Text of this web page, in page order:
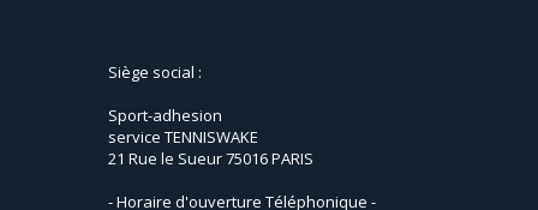
Siège social :
Sport-adhesion
service TENNISWAKE
21 Rue le Sueur 75016 PARIS
- Horaire d'ouverture Téléphonique -